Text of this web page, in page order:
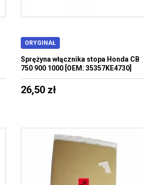
ORYGINAŁ
Sprężyna włącznika stopa Honda CB
750 900 1000 [OEM: 35357KE4730]
26,50 zł